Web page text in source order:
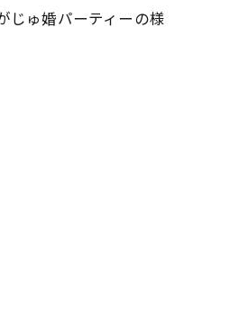
じゅ婚パーティーの様